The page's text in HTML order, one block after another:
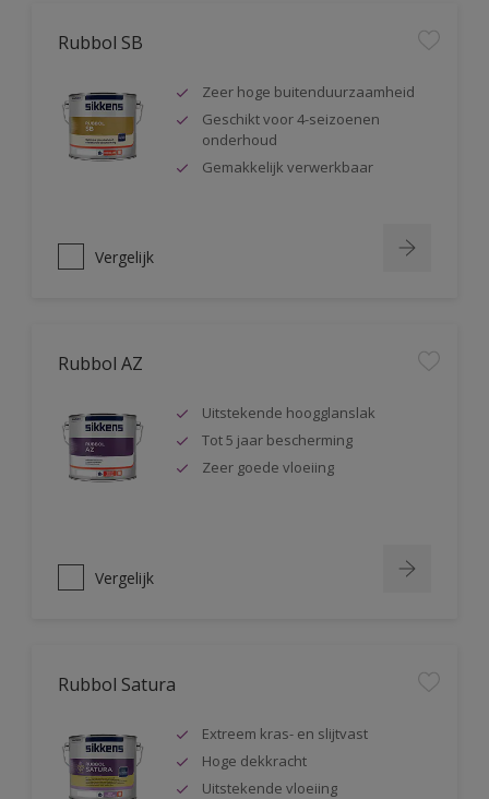
Rubbol SB
Zeer hoge buitenduurzaamheid
Geschikt voor 4-seizoenen
onderhoud
Gemakkelijk verwerkbaar
Vergelijk
Rubbol AZ
Uitstekende hoogglanslak
Tot 5 jaar bescherming
Zeer goede vloeiing
Vergelijk
Rubbol Satura
Extreem kras- en slijtvast
Hoge dekkracht
Uitstekende vloeiing